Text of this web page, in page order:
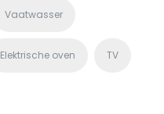
Vaatwasser
Elektrische oven TV